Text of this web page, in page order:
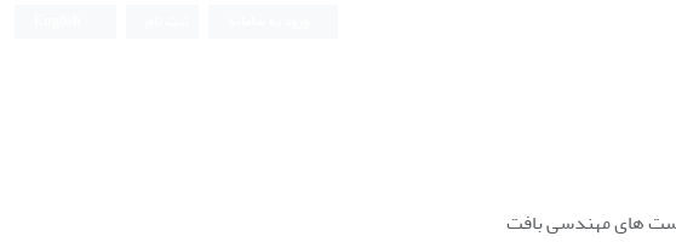
های مهندسی بافت